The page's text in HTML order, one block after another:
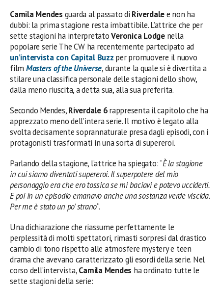
Camila Mendes guarda al passato di Riverdalee non ha
dubbi: la prima stagione resta imbattibile. L’attrice che per
sette stagioni ha interpretatoVeronica Lodgenella
popolare serie The CW ha recentemente partecipato ad
un’intervista con Capital Buzz per promuovere il nuovo
film Masters of the Universe, durante la quale si è divertita a
stilare una classifica personale delle stagioni dello show,
dalla meno riuscita, a detta sua, alla sua preferita.
Secondo Mendes,Riverdale 6rappresenta il capitolo che ha
apprezzato meno dell’intera serie. Il motivo è legato alla
svolta decisamente soprannaturale presa dagli episodi, con i
protagonisti trasformati in una sorta di supereroi.
Parlando della stagione, l’attrice ha spiegato: “È la stagione
in cui siamo diventati supereroi. Il superpotere del mio
personaggio era che ero tossica se mi baciavi e potevo ucciderti.
E poi in un episodio emanavo anche una sostanza verde viscida.
Per me è stato un po’ strano“.
Una dichiarazione che riassume perfettamente le
perplessità di molti spettatori, rimasti sorpresi dal drastico
cambio di tono rispetto alle atmosfere mystery e teen
drama che avevano caratterizzato gli esordi della serie. Nel
corso dell’intervista,Camila Mendes ha ordinato tutte le
sette stagioni della serie: